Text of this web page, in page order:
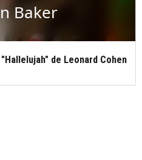
Baker
de Leonard Cohen